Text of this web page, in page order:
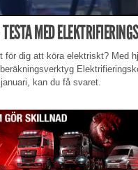
MED
för dig att köra elektriskt? Med
kan du få svaret.